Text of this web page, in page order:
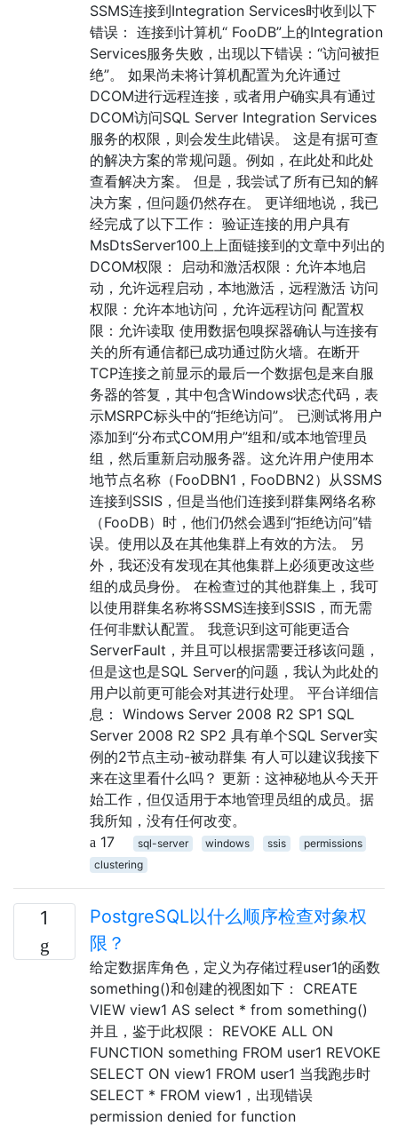
SSMS连接到Integration Services时收到以下
错误： 连接到计算机“ FooDB”上的Integration
Services服务失败，出现以下错误：“访问被拒
绝”。 如果尚未将计算机配置为允许通过
DCOM进行远程连接，或者用户确实具有通过
DCOM访问SQL Server Integration Services
服务的权限，则会发生此错误。 这是有据可查
的解决方案的常规问题。例如，在此处和此处
查看解决方案。 但是，我尝试了所有已知的解
决方案，但问题仍然存在。 更详细地说，我已
经完成了以下工作： 验证连接的用户具有
MsDtsServer100上上面链接到的文章中列出的
DCOM权限： 启动和激活权限：允许本地启
动，允许远程启动，本地激活，远程激活 访问
权限：允许本地访问，允许远程访问 配置权
限：允许读取 使用数据包嗅探器确认与连接有
关的所有通信都已成功通过防火墙。在断开
TCP连接之前显示的最后一个数据包是来自服
务器的答复，其中包含Windows状态代码，表
示MSRPC标头中的“拒绝访问”。 已测试将用户
添加到“分布式COM用户”组和/或本地管理员
组，然后重新启动服务器。这允许用户使用本
地节点名称（FooDBN1，FooDBN2）从SSMS
连接到SSIS，但是当他们连接到群集网络名称
（FooDB）时，他们仍然会遇到“拒绝访问”错
误。使用以及在其他集群上有效的方法。 另
外，我还没有发现在其他集群上必须更改这些
组的成员身份。 在检查过的其他群集上，我可
以使用群集名称将SSMS连接到SSIS，而无需
任何非默认配置。 我意识到这可能更适合
ServerFault，并且可以根据需要迁移该问题，
但是这也是SQL Server的问题，我认为此处的
用户以前更可能会对其进行处理。 平台详细信
息： Windows Server 2008 R2 SP1 SQL
Server 2008 R2 SP2 具有单个SQL Server实
例的2节点主动-被动群集 有人可以建议我接下
来在这里看什么吗？ 更新：这神秘地从今天开
始工作，但仅适用于本地管理员组的成员。据
我所知，没有任何改变。
17
sql-server windows ssis
permissions
clustering
1
PostgreSQL以什么顺序检查对象权
限？
给定数据库角色，定义为存储过程user1的函数
something()和创建的视图如下： CREATE
VIEW view1 AS select * from something()
并且，鉴于此权限： REVOKE ALL ON
FUNCTION something FROM user1 REVOKE
SELECT ON view1 FROM user1 当我跑步时
SELECT * FROM view1，出现错误
permission denied for function